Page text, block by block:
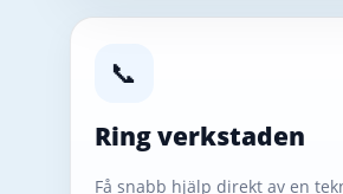
📞
Ring verkstaden
Få snabb hjälp direkt av en